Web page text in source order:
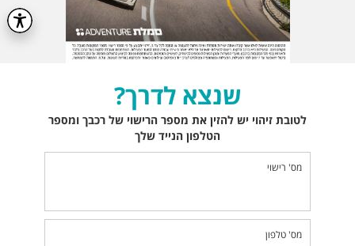
שנצא לדרך?
לטובת זיהוי יש להזין את מספר הרישוי של רכבך ומספר
הטלפון הנייד שלך
מס' רישוי
מס' טלפון